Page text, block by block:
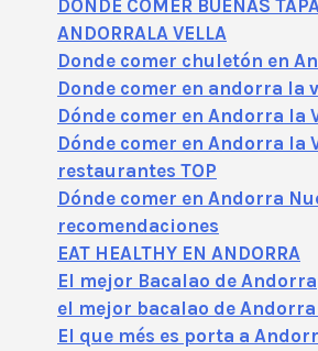
DONDE COMER BUENAS
ANDORRALA VELLA
Donde comer chuletón en
Donde comer en andorra la
Dónde comer en Andorra la
Dónde comer en Andorra la
restaurantes TOP
Dónde comer en Andorra
recomendaciones
EAT HEALTHY EN ANDORRA
El mejor Bacalao de Andorra
el mejor bacalao de
El que més es porta a